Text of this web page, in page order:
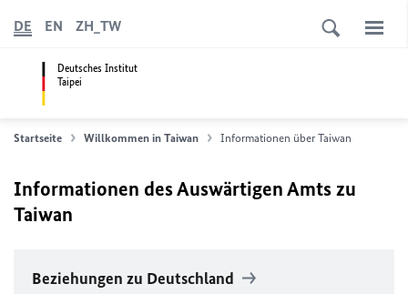
Deutsches Institut
Taipei
DE EN ZH_TW
Startseite Willkommen in Taiwan Informationen über Taiwan
Informationen des Auswärtigen Amts zu
Taiwan
Beziehungen zu Deutschland